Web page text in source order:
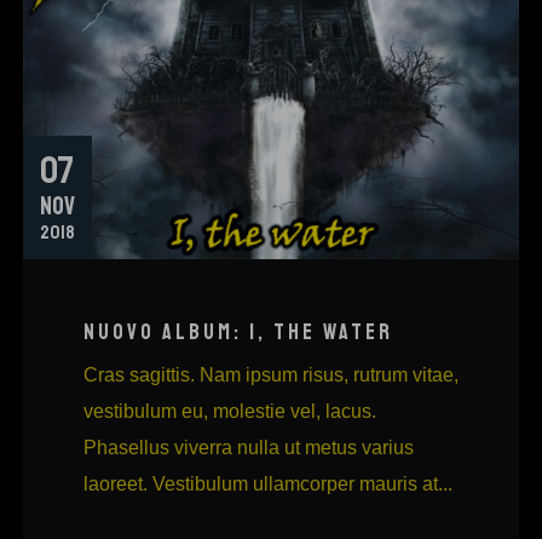
07
NOV
2018
NUOVO ALBUM: I, THE WATER
Cras sagittis. Nam ipsum risus, rutrum vitae,
vestibulum eu, molestie vel, lacus.
Phasellus viverra nulla ut metus varius
laoreet. Vestibulum ullamcorper mauris at...